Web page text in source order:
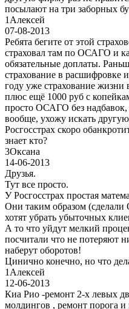
посылают на три заборных
1 Алексей
07-08-2013
Ребята бегите от этой
страховал там по ОСАГО и
обязательные доплаты.
страхование в расшифровке
году уже страхование жизни
плюс ещё 1000 руб с
просто ОСАГО без надбавок,
вообще, ухожу искать
Росгосстрах скоро
знает кто?
3Оксана
14-06-2013
Друзья.
Тут все просто.
У Росгосстрах простая
Они таким образом
хотят убрать убыточных
А то что уйдут мелкий
посчитали что не потеряют
наберут оборотов!
Цинично конечно, но что
1 Алексей
12-06-2013
Киа Рио -ремонт 2-х левых
молдингов , ремонт порога